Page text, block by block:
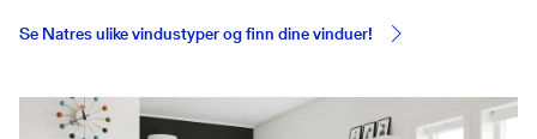
Se Natres ulike vindustyper og finn dine vinduer!